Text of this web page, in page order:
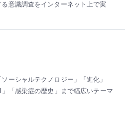
意識調査をインターネット上で実
ーシャルテクノロジー」「進化」
」「感染症の歴史」まで幅広いテーマ